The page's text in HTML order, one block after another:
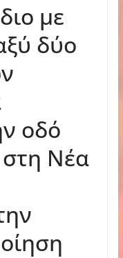
με
δύο
οδό
Νέα